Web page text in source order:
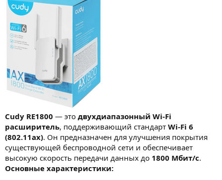
Cudy RE1800 — это двухдиапазонный Wi-Fi
расширитель, поддерживающий стандарт Wi-Fi 6
(802.11ax). Он предназначен для улучшения покрытия
существующей беспроводной сети и обеспечивает
высокую скорость передачи данных до 1800 Мбит/с.
Основные характеристики: